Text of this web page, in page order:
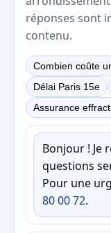
réponses sont
contenu.
Combien coûte
Délai Paris 15e
Assurance
Bonjour ! Je
questions
Pour une
80 00 72.